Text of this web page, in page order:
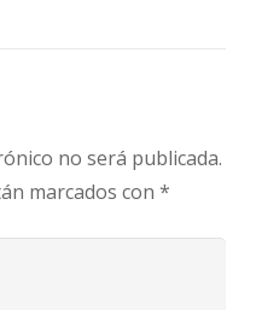
no será publicada.
marcados con *